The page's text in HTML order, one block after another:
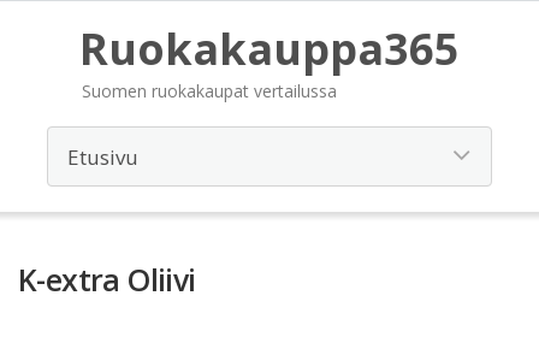
Ruokakauppa365
Suomen ruokakaupat vertailussa
K-extra Oliivi